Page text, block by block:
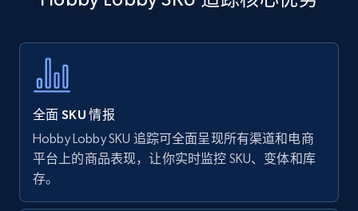
Amazon products - find products by using
price, Currency, Availability, Reviews count, and
more.
5.7K+ 立即开始
Amazon Reviews
全面 SKU 情报
Hobby Lobby SKU 追踪可全面呈现所有渠道和电商
平台上的商品表现，让你实时监控 SKU、变体和库
存。